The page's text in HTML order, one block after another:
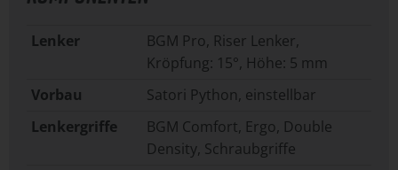
Lenker
BGM Pro, Riser Lenker,
Kröpfung: 15°, Höhe: 5 mm
Vorbau
Satori Python, einstellbar
Lenkergriffe
BGM Comfort, Ergo, Double
Density, Schraubgriffe